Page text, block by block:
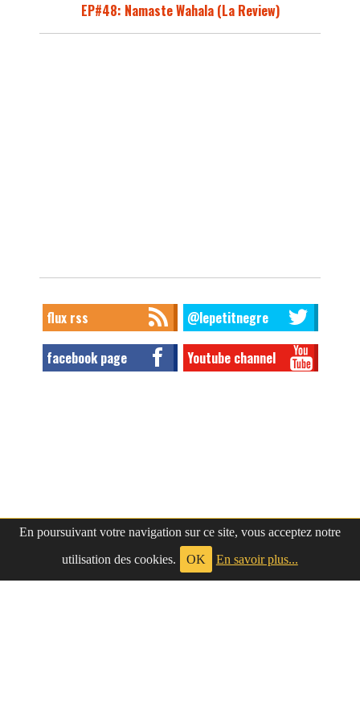
En poursuivant votre navigation sur ce site, vous acceptez notre
utilisation des cookies.
OK En savoir plus...
EP#48: Namaste Wahala (La Review)
flux rss @lepetitnegre
facebook page Youtube channel